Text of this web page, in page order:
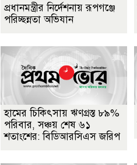
প্রধানমন্ত্রীর নির্দেশনায় রূপগঞ্জে
পরিচ্ছন্নতা অভিযান
হামের চিকিৎসায় ঋণগ্রস্ত ৮৯%
পরিবার, সঞ্চয় শেষ ৬১
শতাংশের: বিডিআরসিএস জরিপ